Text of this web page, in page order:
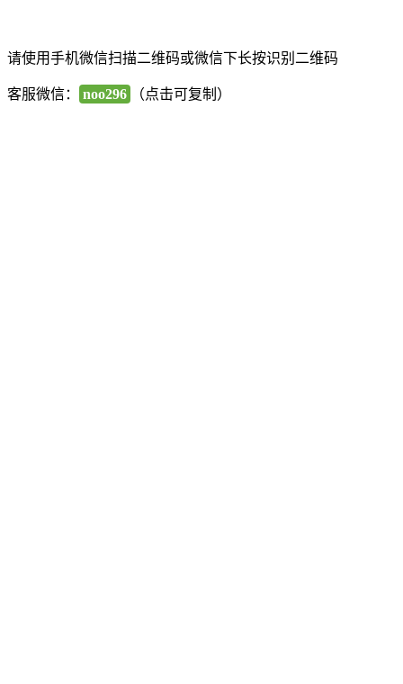
请使用手机微信扫描二维码或微信下长按识别二维码
客服微信： noo296 （点击可复制）